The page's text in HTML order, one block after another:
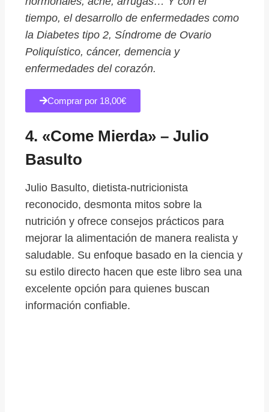
tiempo, el desarrollo de enfermedades como
la Diabetes tipo 2, Síndrome de Ovario
Poliquístico, cáncer, demencia y
enfermedades del corazón.
Comprar por 18,00€
4. «Come Mierda» – Julio
Basulto
Julio Basulto, dietista-nutricionista
reconocido, desmonta mitos sobre la
nutrición y ofrece consejos prácticos para
mejorar la alimentación de manera realista y
saludable. Su enfoque basado en la ciencia y
su estilo directo hacen que este libro sea una
excelente opción para quienes buscan
información confiable.